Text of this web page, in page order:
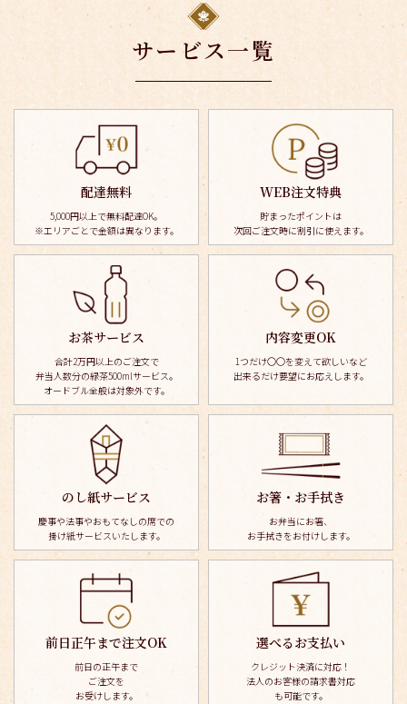
サービス一覧
配達無料
5,000円以上で無料配達OK。
※エリアごとで金額は異なります。
WEB注文特典
貯まったポイントは
次回ご注文時に割引に使えます。
お茶サービス
合計2万円以上のご注文で
弁当人数分の緑茶500mlサービス。
オードブル全般は対象外です。
内容変更OK
1つだけ〇〇を変えて欲しいなど
出来るだけ要望にお応えします。
のし紙サービス
慶事や法事やおもてなしの席での
掛け紙サービスいたします。
お箸・お手拭き
お弁当にお箸、
お手拭きをお付けします。
前日正午まで注文OK
前日の正午まで
ご注文を
お受けします。
選べるお支払い
クレジット決済に対応！
法人のお客様の請求書対応
も可能です。